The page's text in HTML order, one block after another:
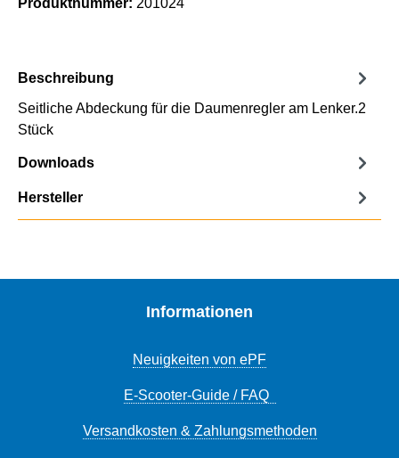
Produktnummer: 201024
Beschreibung
Seitliche Abdeckung für die Daumenregler am Lenker.2
Stück
Downloads
Hersteller
Informationen
Neuigkeiten von ePF
E-Scooter-Guide / FAQ
Versandkosten & Zahlungsmethoden